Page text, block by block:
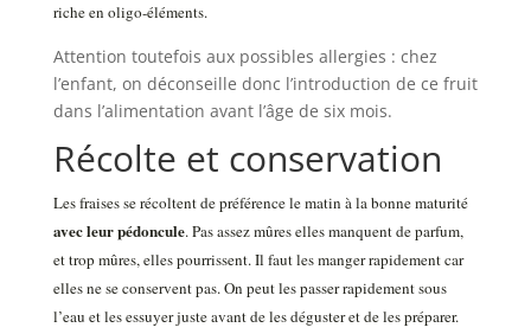
riche en oligo-éléments.
Attention toutefois aux possibles allergies : chez
l’enfant, on déconseille donc l’introduction de ce fruit
dans l’alimentation avant l’âge de six mois.
Récolte et conservation
Les fraises se récoltent de préférence le matin à la bonne maturité
avec leur pédoncule. Pas assez mûres elles manquent de parfum,
et trop mûres, elles pourrissent. Il faut les manger rapidement car
elles ne se conservent pas. On peut les passer rapidement sous
l’eau et les essuyer juste avant de les déguster et de les préparer.